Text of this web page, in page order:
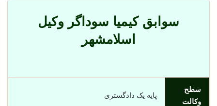
سوابق کیمیا سوداگر وکیل
اسلامشهر
سطح
وکالت
پایه یک دادگستری